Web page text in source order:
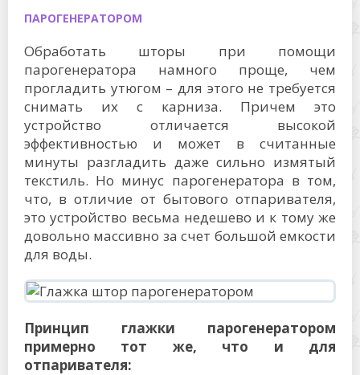
ПАРОГЕНЕРАТОРОМ
Обработать шторы при помощи
парогенератора намного проще, чем
прогладить утюгом – для этого не требуется
снимать их с карниза. Причем это
устройство отличается высокой
эффективностью и может в считанные
минуты разгладить даже сильно измятый
текстиль. Но минус парогенератора в том,
что, в отличие от бытового отпаривателя,
это устройство весьма недешево и к тому же
довольно массивно за счет большой емкости
для воды.
Принцип глажки парогенератором
примерно тот же, что и для
отпаривателя: